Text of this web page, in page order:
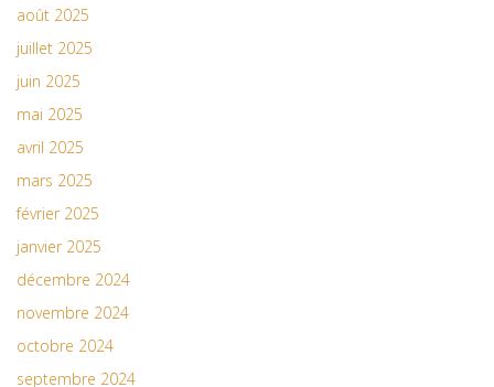
août 2025
juillet 2025
juin 2025
mai 2025
avril 2025
mars 2025
février 2025
janvier 2025
décembre 2024
novembre 2024
octobre 2024
septembre 2024